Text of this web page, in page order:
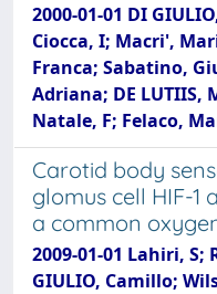
2000-01-01 DI
Ciocca, I; Macri',
Franca; Sabatino,
Adriana; DE LUTIIS,
Natale, F; Felaco,
Carotid body
glomus cell HIF-1
a common
2009-01-01 Lahiri, S;
GIULIO, Camillo;